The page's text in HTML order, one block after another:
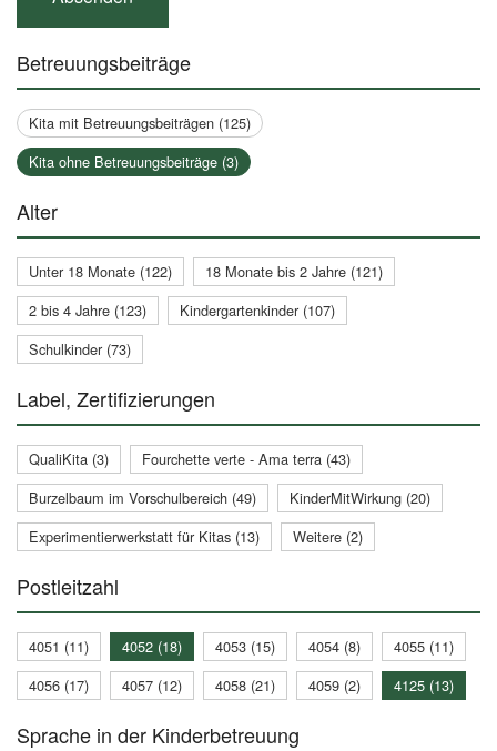
Betreuungsbeiträge
Kita mit Betreuungsbeiträgen (125)
Kita ohne Betreuungsbeiträge (3)
Alter
Unter 18 Monate (122)
18 Monate bis 2 Jahre (121)
2 bis 4 Jahre (123)
Kindergartenkinder (107)
Schulkinder (73)
Label, Zertifizierungen
QualiKita (3)
Fourchette verte - Ama terra (43)
Burzelbaum im Vorschulbereich (49)
KinderMitWirkung (20)
Experimentierwerkstatt für Kitas (13)
Weitere (2)
Postleitzahl
4051 (11) 4052 (18) 4053 (15) 4054 (8)
4055 (11)
4056 (17)
4057 (12) 4058 (21) 4059 (2) 4125 (13)
Sprache in der Kinderbetreuung